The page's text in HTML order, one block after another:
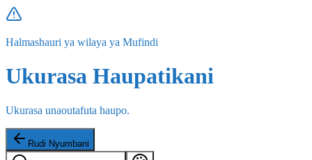
Halmashauri ya wilaya ya Mufindi
Ukurasa Haupatikani
Ukurasa unaoutafuta haupo.
Rudi Nyumbani